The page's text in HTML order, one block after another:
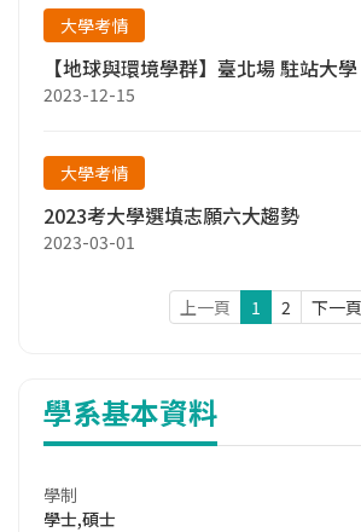
大學考情
【地球與環境學群】臺北場 駐站大
2023-12-15
大學考情
2023考大學選填志願六大趨勢
2023-03-01
上一頁 1 2 下一頁
學系基本資料
學制
學士,碩士